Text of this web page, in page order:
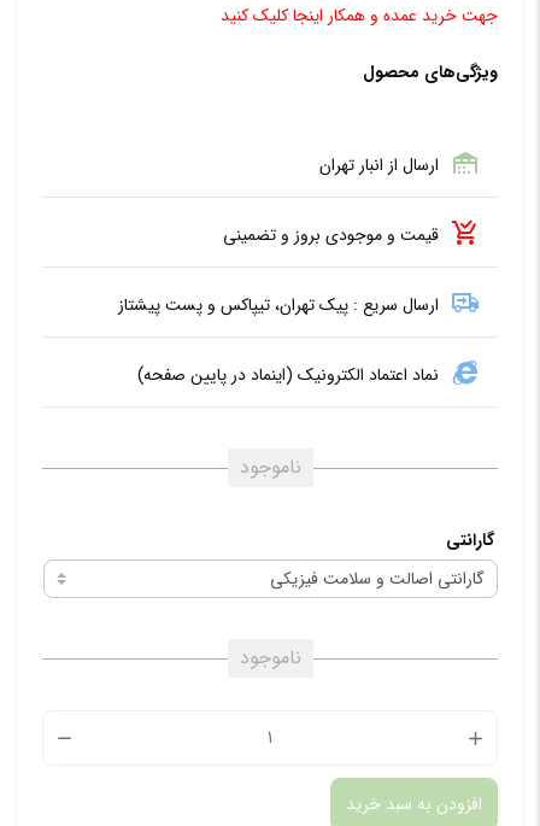
جهت خرید عمده و همکار اینجا کلیک کنید
ویژگی‌های محصول
ارسال از انبار تهران
قیمت و موجودی بروز و تضمینی
ارسال سریع : پیک تهران، تیپاکس و پست پیشتاز
نماد اعتماد الکترونیک (اینماد در پایین صفحه)
ناموجود
گارانتی
ناموجود
افزودن به سبد خرید